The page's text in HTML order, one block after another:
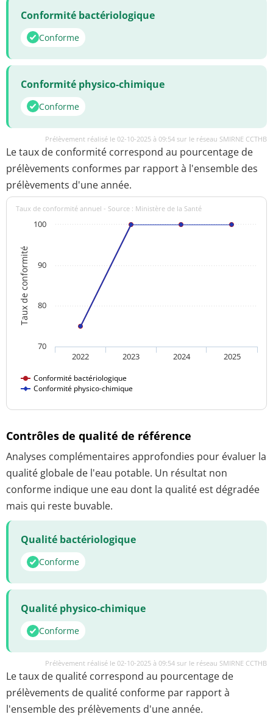
Conformité bactériologique
Conforme
Conformité physico-chimique
Conforme
Prélèvement réalisé le 02-10-2025 à 09:54 sur le réseau SMIRNE CCTHB
Le taux de conformité correspond au pourcentage de
prélèvements conformes par rapport à l'ensemble des
prélèvements d'une année.
Taux de conformité
Taux de conformité annuel - Source : Ministère de la Santé
Conformité bactériologique
Conformité physico-chimique
2022 2023 2024 2025
70
80
90
100
Contrôles de qualité de référence
Analyses complémentaires approfondies pour évaluer la
qualité globale de l'eau potable. Un résultat non
conforme indique une eau dont la qualité est dégradée
mais qui reste buvable.
Qualité bactériologique
Conforme
Qualité physico-chimique
Conforme
Prélèvement réalisé le 02-10-2025 à 09:54 sur le réseau SMIRNE CCTHB
Le taux de qualité correspond au pourcentage de
prélèvements de qualité conforme par rapport à
l'ensemble des prélèvements d'une année.